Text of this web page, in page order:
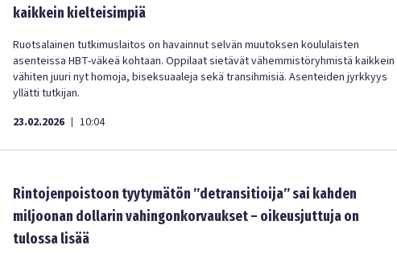
kaikkein kielteisimpiä
Ruotsalainen tutkimuslaitos on havainnut selvän muutoksen koululaisten
asenteissa HBT-väkeä kohtaan. Oppilaat sietävät vähemmistöryhmistä kaikkein
vähiten juuri nyt homoja, biseksuaaleja sekä transihmisiä. Asenteiden jyrkkyys
yllätti tutkijan.
23.02.2026 | 10:04
Rintojenpoistoon tyytymätön ”detransitioija” sai kahden
miljoonan dollarin vahingonkorvaukset – oikeusjuttuja on
tulossa lisää